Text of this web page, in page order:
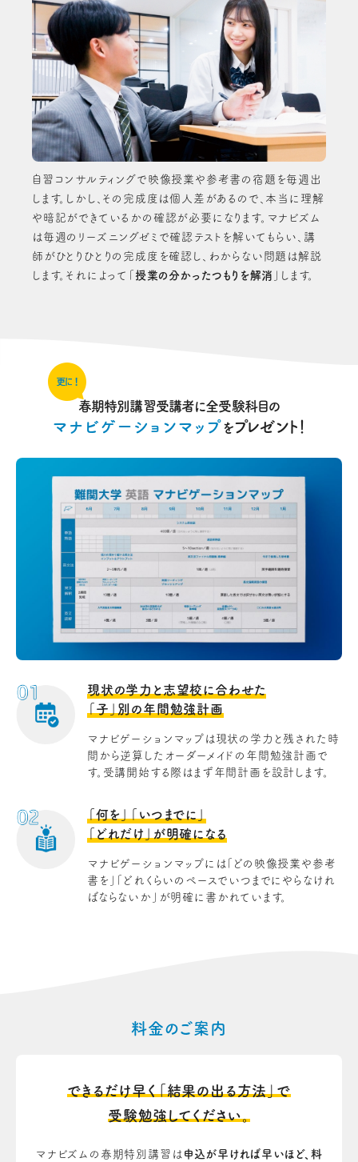
自習コンサルティングで映像授業や参考書の宿題を毎週出
します。しかし、その完成度は個人差があるので、本当に理解
や暗記ができているかの確認が必要になります。マナビズム
は毎週のリーズニングゼミで確認テストを解いてもらい、講
師がひとりひとりの完成度を確認し、わからない問題は解説
します。それによって「 授業の分かったつもりを解消 」します。
春期特別講習受講者に全受験科目の
マナビゲーションマップをプレゼント！
現状の学力と志望校に合わせた
「子」別の年間勉強計画
マナビゲーションマップは現状の学力と残された時
間から逆算したオーダーメイドの年間勉強計画で
す。受講開始する際はまず年間計画を設計します。
「何を」「いつまでに」
「どれだけ」が明確になる
マナビゲーションマップには「どの映像授業や参考
書を」「どれくらいのペースでいつまでにやらなけれ
ばならないか」が明確に書かれています。
料金のご案内
できるだけ早く「結果の出る方法」で
受験勉強してください。
マナビズムの春期特別講習は 申込が早ければ早いほど、料